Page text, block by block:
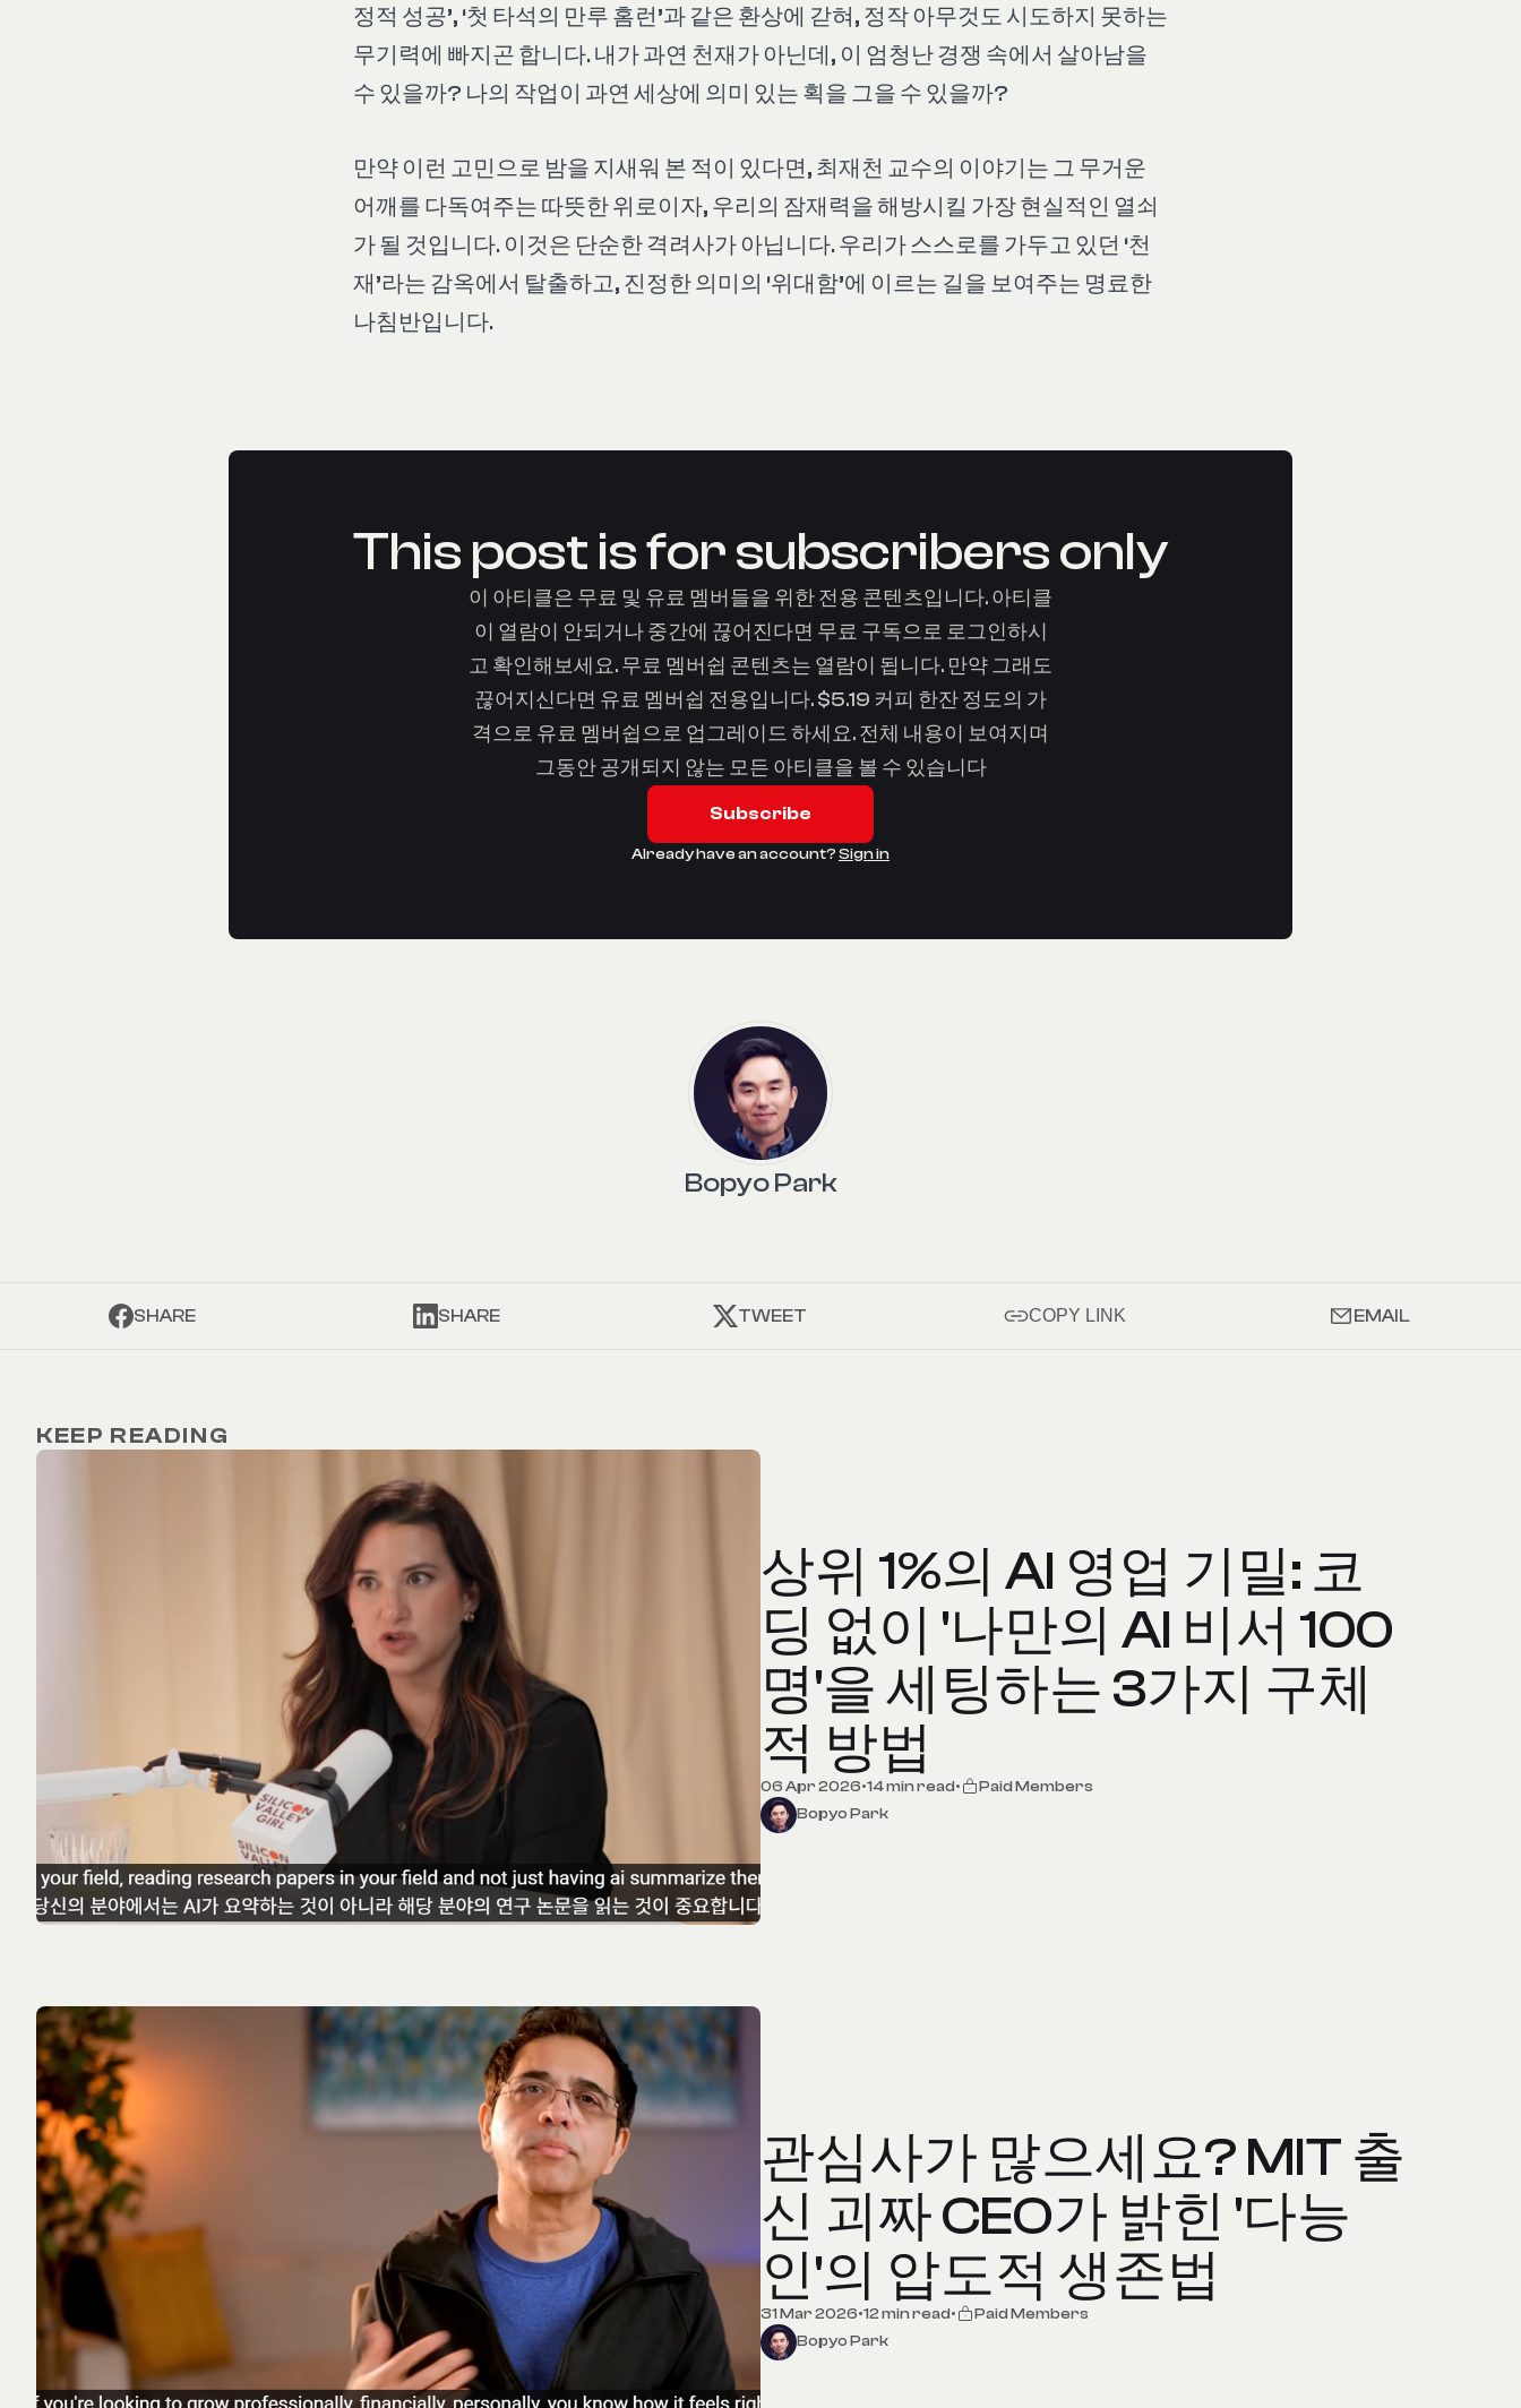
정적 성공’, ‘첫 타석의 만루 홈런’과 같은 환상에 갇혀, 정작 아무것도 시도하지 못하는
무기력에 빠지곤 합니다. 내가 과연 천재가 아닌데, 이 엄청난 경쟁 속에서 살아남을
수 있을까? 나의 작업이 과연 세상에 의미 있는 획을 그을 수 있을까?
만약 이런 고민으로 밤을 지새워 본 적이 있다면, 최재천 교수의 이야기는 그 무거운
어깨를 다독여주는 따뜻한 위로이자, 우리의 잠재력을 해방시킬 가장 현실적인 열쇠
가 될 것입니다. 이것은 단순한 격려사가 아닙니다. 우리가 스스로를 가두고 있던 ‘천
재’라는 감옥에서 탈출하고, 진정한 의미의 ‘위대함’에 이르는 길을 보여주는 명료한
나침반입니다.
This post is for subscribers only
이 아티클은 무료 및 유료 멤버들을 위한 전용 콘텐츠입니다. 아티클
이 열람이 안되거나 중간에 끊어진다면 무료 구독으로 로그인하시
고 확인해보세요. 무료 멤버쉽 콘텐츠는 열람이 됩니다. 만약 그래도
끊어지신다면 유료 멤버쉽 전용입니다. $5.19 커피 한잔 정도의 가
격으로 유료 멤버쉽으로 업그레이드 하세요. 전체 내용이 보여지며
그동안 공개되지 않는 모든 아티클을 볼 수 있습니다
Subscribe
Already have an account?Sign in
Bopyo Park
SHARE SHARE TWEET COPY LINK EMAIL
KEEP READING
상위 1%의 AI 영업 기밀: 코
딩 없이 '나만의 AI 비서 100
명'을 세팅하는 3가지 구체
적 방법
06 Apr 2026•14 min read•
Paid Members
Bopyo Park
관심사가 많으세요? MIT 출
신 괴짜 CEO가 밝힌 '다능
인'의 압도적 생존법
31 Mar 2026•12 min read•
Paid Members
Bopyo Park